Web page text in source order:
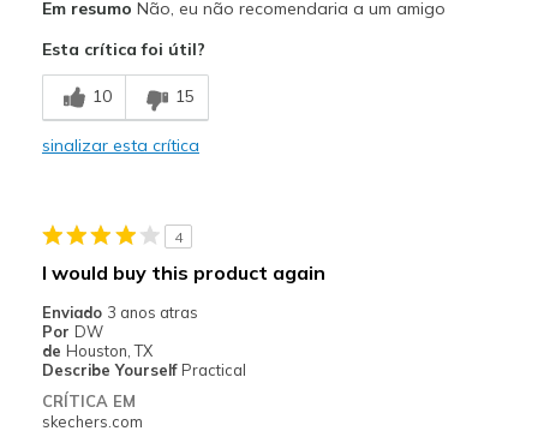
Melhores utilizações
Casual Wear
View On Shoes
Shoes are for Wearing
Em resumo Não, eu não recomendaria a um amigo
Esta crítica foi útil?
10 15
sinalizar esta crítica
4
I would buy this product again
Enviado 3 anos atras
Por DW
de Houston, TX
Describe Yourself Practical
CRÍTICA EM
skechers.com